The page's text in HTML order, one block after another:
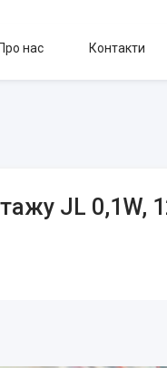
Про нас Контакти
JL 0,1W,